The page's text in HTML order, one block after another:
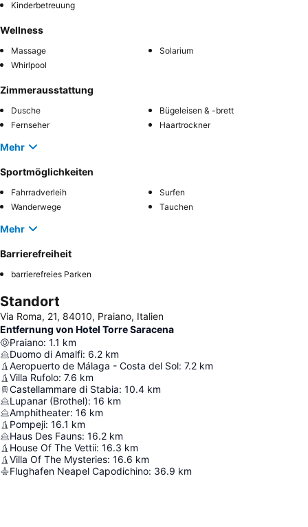
Kinderbetreuung
Wellness
Massage
Solarium
Whirlpool
Zimmerausstattung
Dusche
Bügeleisen & -brett
Fernseher
Haartrockner
Mehr
Sportmöglichkeiten
Fahrradverleih
Surfen
Wanderwege
Tauchen
Mehr
Barrierefreiheit
barrierefreies Parken
Standort
Via Roma, 21, 84010, Praiano, Italien
Entfernung von Hotel Torre Saracena
Praiano: 1.1 km
Duomo di Amalfi: 6.2 km
Aeropuerto de Málaga - Costa del Sol: 7.2 km
Villa Rufolo: 7.6 km
Castellammare di Stabia: 10.4 km
Lupanar (Brothel): 16 km
Amphitheater: 16 km
Pompeji: 16.1 km
Haus Des Fauns: 16.2 km
House Of The Vettii: 16.3 km
Villa Of The Mysteries: 16.6 km
Flughafen Neapel Capodichino: 36.9 km